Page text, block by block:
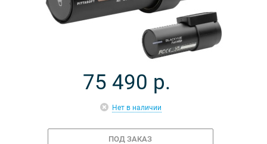
75 490 р.
Нет в наличии
ПОД ЗАКАЗ